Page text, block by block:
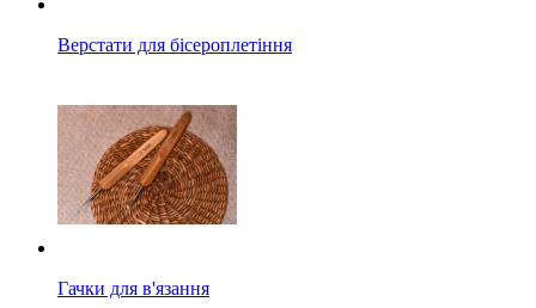
Верстати для бісероплетіння
Гачки для в'язання